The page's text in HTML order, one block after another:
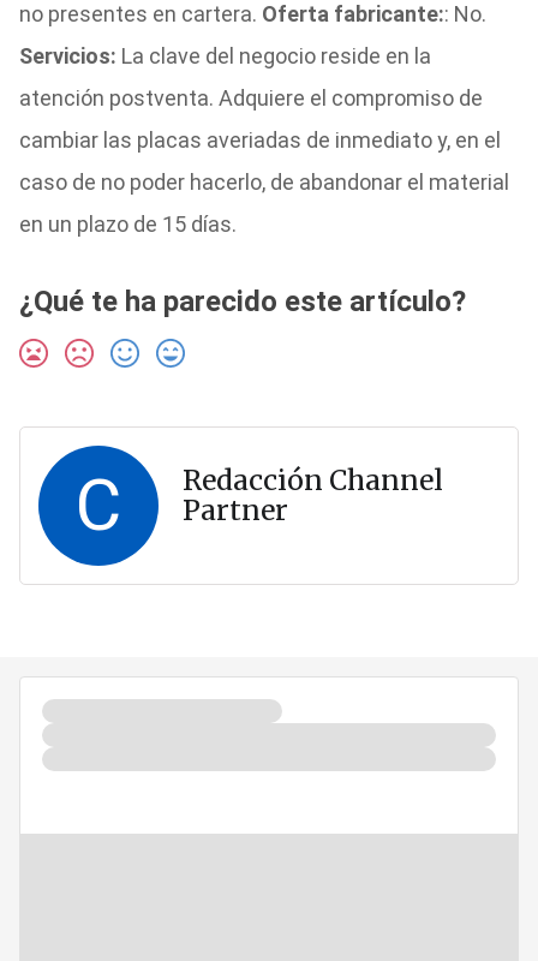
no presentes en cartera. Oferta fabricante:: No.
Servicios: La clave del negocio reside en la
atención postventa. Adquiere el compromiso de
cambiar las placas averiadas de inmediato y, en el
caso de no poder hacerlo, de abandonar el material
en un plazo de 15 días.
¿Qué te ha parecido este artículo?
C
Redacción Channel
Partner